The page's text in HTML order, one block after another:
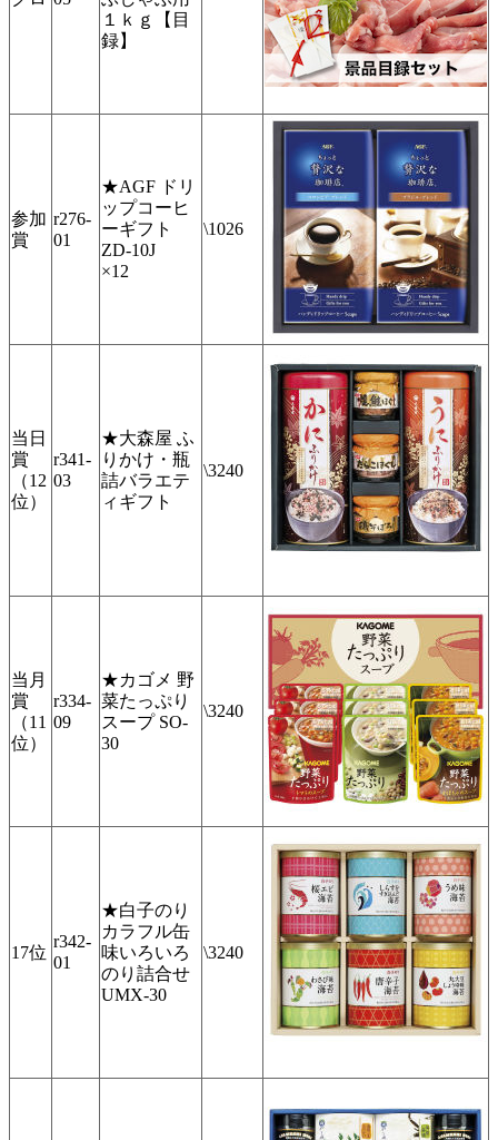
１ｋｇ【目
録】
参加
賞
r276-
01
★AGF ドリ
ップコーヒ
ーギフト
ZD-10J
×12
\1026
当日
賞
（12
位）
r341-
03
★大森屋 ふ
りかけ・瓶
詰バラエテ
ィギフト
\3240
当月
賞
（11
位）
r334-
09
★カゴメ 野
菜たっぷり
スープ SO-
30
\3240
17位
r342-
01
★白子のり
カラフル缶
味いろいろ
のり詰合せ
UMX-30
\3240